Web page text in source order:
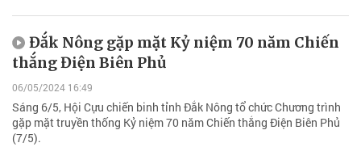
Đắk Nông gặp mặt Kỷ niệm 70 năm Chiến
thắng Điện Biên Phủ
06/05/2024 16:49
Sáng 6/5, Hội Cựu chiến binh tỉnh Đắk Nông tổ chức Chương trình
gặp mặt truyền thống Kỷ niệm 70 năm Chiến thắng Điện Biên Phủ
(7/5).